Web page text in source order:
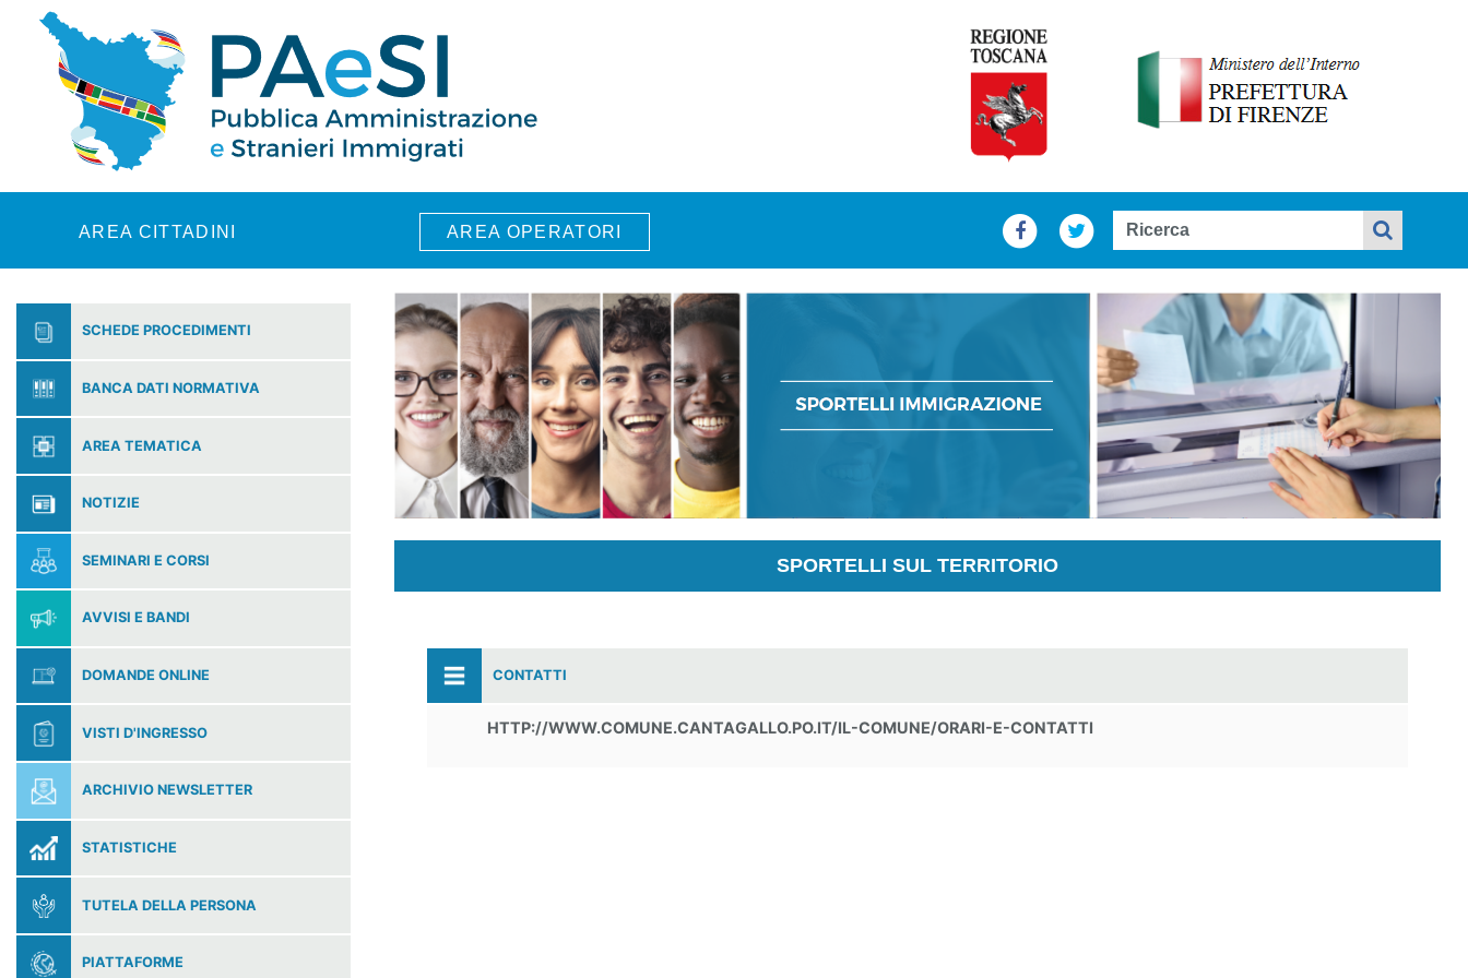
Skip to main content
AREA CITTADINI AREA OPERATORI
SCHEDE PROCEDIMENTI
BANCA DATI NORMATIVA
AREA TEMATICA
NOTIZIE
SEMINARI E CORSI
AVVISI E BANDI
DOMANDE ONLINE
VISTI D'INGRESSO
ARCHIVIO NEWSLETTER
STATISTICHE
TUTELA DELLA PERSONA
PIATTAFORME
SPORTELLI SUL TERRITORIO
CONTATTI
HTTP://WWW.COMUNE.CANTAGALLO.PO.IT/IL-COMUNE/ORARI-E-CONTATTI